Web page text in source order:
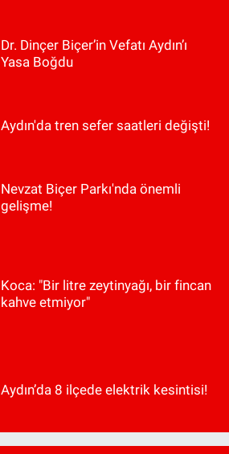
Dr. Dinçer Biçer’in Vefatı Aydın’ı
Yasa Boğdu
Aydın'da tren sefer saatleri değişti!
Nevzat Biçer Parkı'nda önemli
gelişme!
Koca: "Bir litre zeytinyağı, bir fincan
kahve etmiyor"
Aydın’da 8 ilçede elektrik kesintisi!